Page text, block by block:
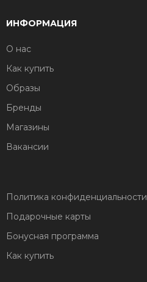
ИНФОРМАЦИЯ
О нас
Как купить
Образы
Бренды
Магазины
Вакансии
Политика конфиденциальности
Подарочные карты
Бонусная программа
Как купить